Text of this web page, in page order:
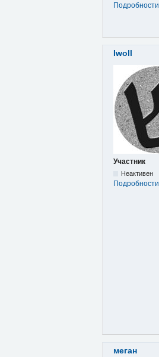
Подробности
Iwoll
Участник
Неактивен
Подробности
меган